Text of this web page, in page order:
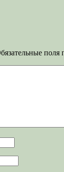
поля